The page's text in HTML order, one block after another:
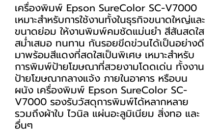
เครื่องพิมพ์ Epson SureColor SC-V7000
เหมาะสำหรับการใช้งานทั้งในธุรกิจขนาดใหญ่และ
ขนาดย่อม ให้งานพิมพ์คมชัดแม่นยำ สีสันสดใส
สม่ำเสมอ ทนทาน กันรอยขีดข่วนได้เป็นอย่างดี
มาพร้อมสีแดงที่สดใสเป็นพิเศษ เหมาะสำหรับ
การพิมพ์ป้ายโฆษณาที่สวยงามโดดเด่น ทั้งงาน
ป้ายโฆษณากลางแจ้ง ภายในอาคาร หรือบน
ผนัง เครื่องพิมพ์ Epson SureColor SC-
V7000 รองรับวัสดุการพิมพ์ได้หลากหลาย
รวมถึงผ้าใบ ไวนิล แผ่นอะลูมิเนียม สิ่งทอ และ
อื่นๆ